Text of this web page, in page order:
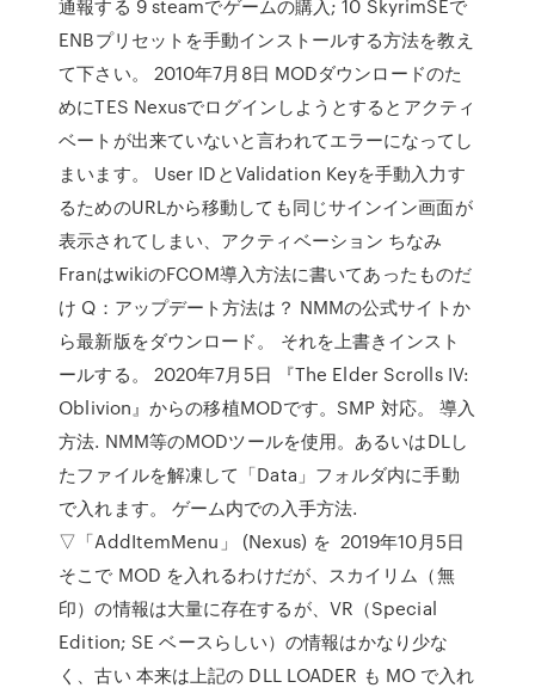
通報する 9 steamでゲームの購入; 10 SkyrimSEで
ENBプリセットを手動インストールする方法を教え
て下さい。 2010年7月8日 MODダウンロードのた
めにTES Nexusでログインしようとするとアクティ
ベートが出来ていないと言われてエラーになってし
まいます。 User IDとValidation Keyを手動入力す
るためのURLから移動しても同じサインイン画面が
表示されてしまい、アクティベーション ちなみ
FranはwikiのFCOM導入方法に書いてあったものだ
け Q：アップデート方法は？ NMMの公式サイトか
ら最新版をダウンロード。 それを上書きインスト
ールする。 2020年7月5日 『The Elder Scrolls IV:
Oblivion』からの移植MODです。SMP 対応。 導入
方法. NMM等のMODツールを使用。あるいはDLし
たファイルを解凍して「Data」フォルダ内に手動
で入れます。 ゲーム内での入手方法.
▽「AddItemMenu」 (Nexus) を 2019年10月5日
そこで MOD を入れるわけだが、スカイリム（無
印）の情報は大量に存在するが、VR（Special
Edition; SE ベースらしい）の情報はかなり少な
く、古い 本来は上記の DLL LOADER も MO で入れ